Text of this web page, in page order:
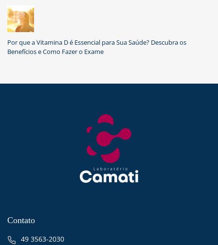
Por que a Vitamina D é Essencial para Sua Saúde? Descubra os
Benefícios e Como Fazer o Exame
Contato
49 3563-2030